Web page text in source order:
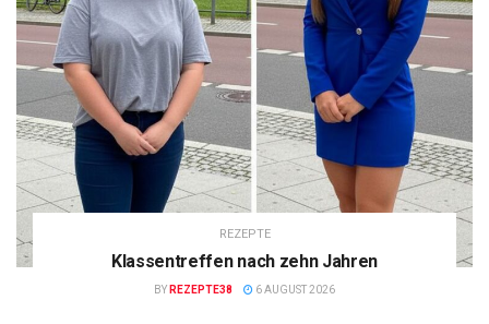
REZEPTE
Klassentreffen nach zehn Jahren
BY REZEPTE38 6 AUGUST 2026